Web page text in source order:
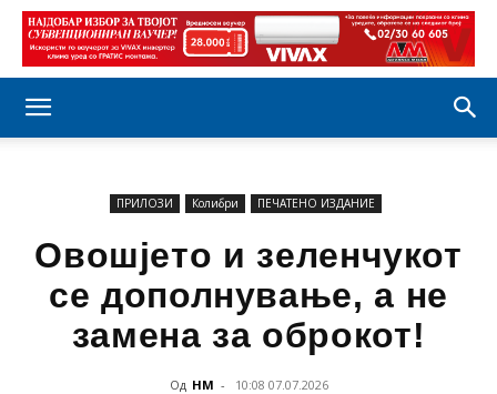
ПРИЛОЗИ Колибри ПЕЧАТЕНО ИЗДАНИЕ
Овошјето и зеленчукот
се дополнување, а не
замена за оброкот!
Од НМ - 10:08 07.07.2026